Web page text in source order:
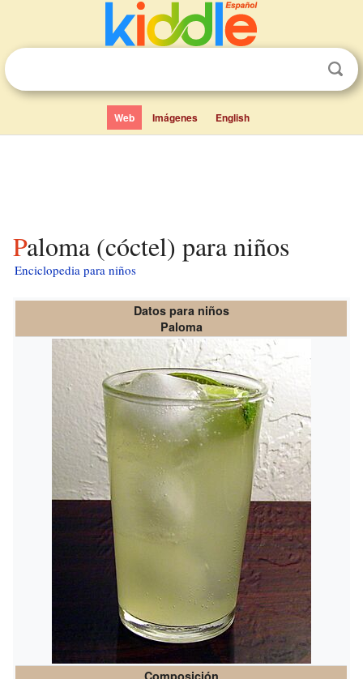
Web Imágenes English
Paloma (cóctel) para niños
Enciclopedia para niños
Datos para niños
Paloma
Composición